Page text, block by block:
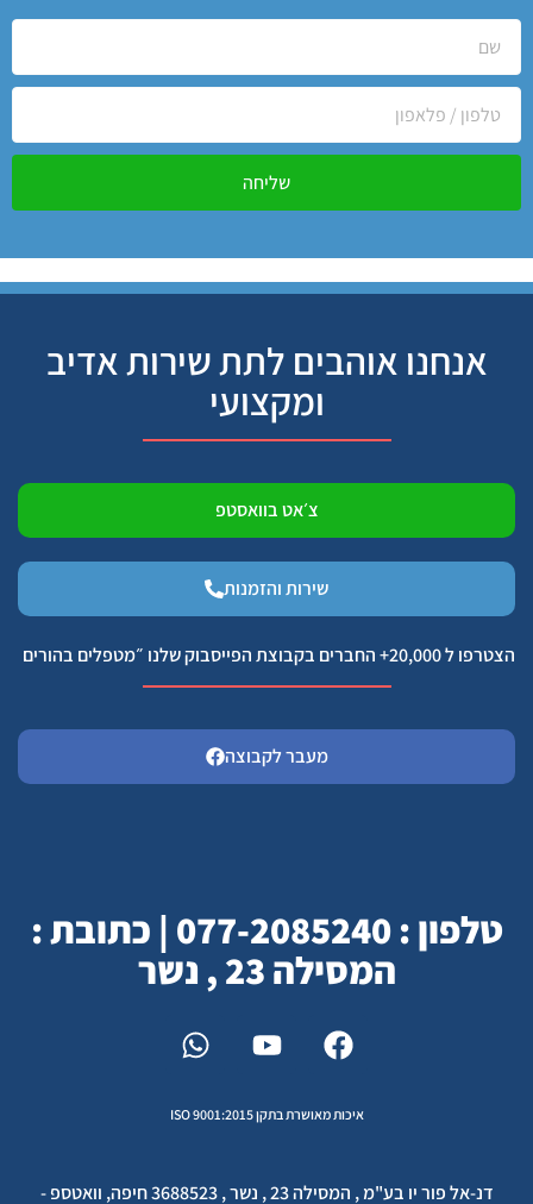
שליחה
אנחנו אוהבים לתת שירות אדיב
ומקצועי
צ׳אט בוואסטפ
שירות והזמנות
הצטרפו ל 20,000+ החברים בקבוצת הפייסבוק שלנו ״מטפלים בהורים
מעבר לקבוצה
טלפון : 077-2085240 | כתובת :
המסילה 23 , נשר
איכות מאושרת בתקן ISO 9001:2015
דנ-אל פור יו בע"מ , המסילה 23 , נשר , 3688523 חיפה, וואטספ -